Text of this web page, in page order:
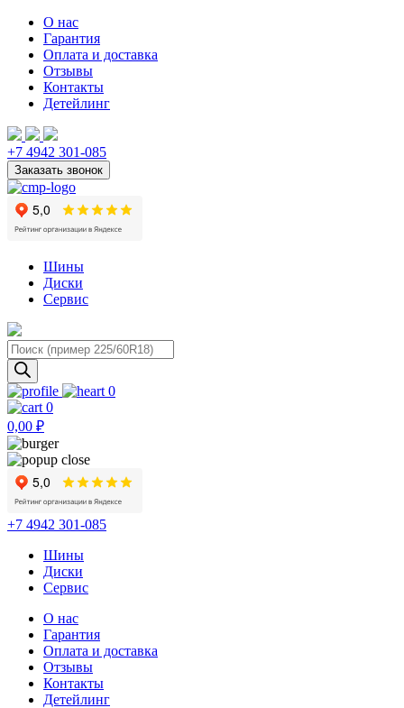
О нас
Гарантия
Оплата и доставка
Отзывы
Контакты
Детейлинг
+7 4942 301-085
Шины
Диски
Сервис
Поиск
товаров
0
0
0,00 ₽
+7 4942 301-085
Шины
Диски
Сервис
О нас
Гарантия
Оплата и доставка
Отзывы
Контакты
Детейлинг